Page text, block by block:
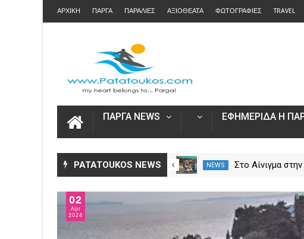
ΑΡΧΙΚΗ ΠΑΡΓΑ ΠΑΡΑΛΙΕΣ ΑΞΙΟΘΕΑΤΑ ΦΩΤΟΓΡΑΦΙΕΣ TRAVEL
ΠΑΡΓΑ NEWS ΕΦΗΜΕΡΙΔΑ Η
PATATOUKOS NEWS
Τραγωδία στα σύνορα Ελλάδας
– Αλβανίας.. Νεκρός 20χρονος
NEWS
Στο Αίνιγμα
02
Apr
2024